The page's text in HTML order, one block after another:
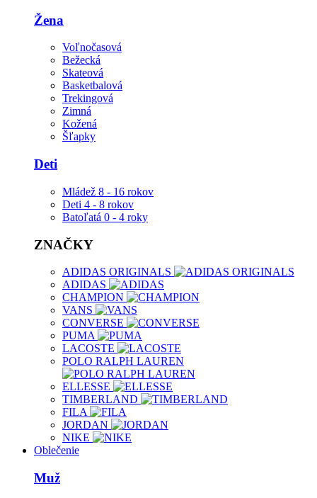
Žena
Voľnočasová
Bežecká
Skateová
Basketbalová
Trekingová
Zimná
Kožená
Šľapky
Deti
Mládež 8 - 16 rokov
Deti 4 - 8 rokov
Batoľatá 0 - 4 roky
ZNAČKY
ADIDAS ORIGINALS
ADIDAS
CHAMPION
VANS
CONVERSE
PUMA
LACOSTE
POLO RALPH LAUREN
ELLESSE
TIMBERLAND
FILA
JORDAN
NIKE
Oblečenie
Muž